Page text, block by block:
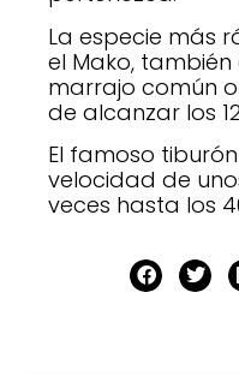
La especie más
el Mako,
marrajo común
de alcanzar los
El famoso
velocidad de
veces hasta los